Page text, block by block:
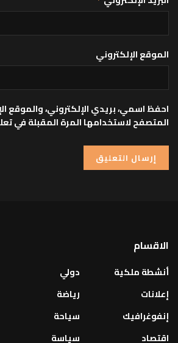
الموقع الإلكتروني
احفظ اسمي، بريدي الإلكتروني، والموقع
المتصفح لاستخدامها المرة المقبلة في
الاقسام
أنشطة ملكية
إعلانات
إنفوغرافيك
اقتصاد
دولي
رياضة
سياحة
سياسة